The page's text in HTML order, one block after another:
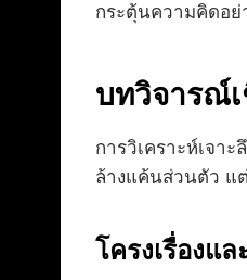
กระตุ้นความคิดอย่
บทวิจารณ์
การวิเคราะห์เจา
ล้างแค้นส่วนตัว แ
โครงเรื่องแ